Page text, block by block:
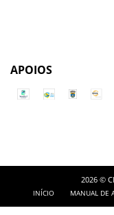
APOIOS
2026 ©
INÍCIO MANUAL DE